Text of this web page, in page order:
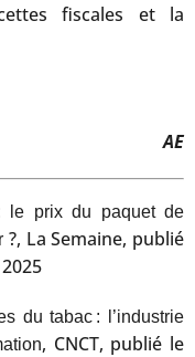
fiscales et la
AE
le prix du paquet de
?, La Semaine, publié
du tabac : l’industrie
, CNCT, publié le